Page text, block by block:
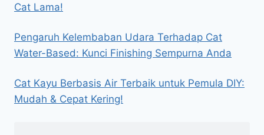
Cat Lama!
Pengaruh Kelembaban Udara Terhadap Cat
Water-Based: Kunci Finishing Sempurna Anda
Cat Kayu Berbasis Air Terbaik untuk Pemula DIY:
Mudah & Cepat Kering!